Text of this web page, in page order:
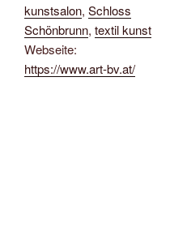
kunstsalon, Schloss
Schönbrunn, textil kunst
Webseite:
https://www.art-bv.at/